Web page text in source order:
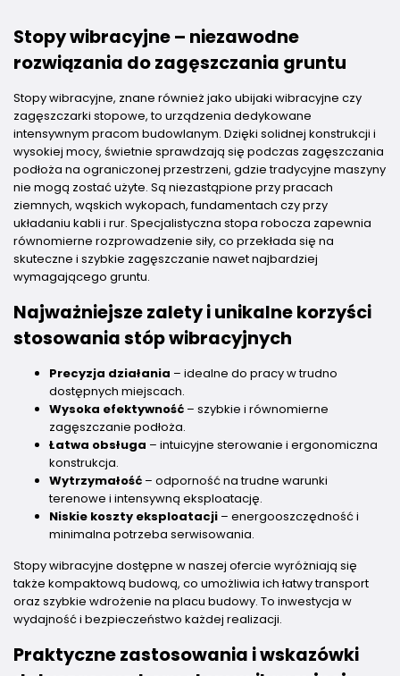
Stopy wibracyjne – niezawodne
rozwiązania do zagęszczania gruntu
Stopy wibracyjne, znane również jako ubijaki wibracyjne czy
zagęszczarki stopowe, to urządzenia dedykowane
intensywnym pracom budowlanym. Dzięki solidnej konstrukcji i
wysokiej mocy, świetnie sprawdzają się podczas zagęszczania
podłoża na ograniczonej przestrzeni, gdzie tradycyjne maszyny
nie mogą zostać użyte. Są niezastąpione przy pracach
ziemnych, wąskich wykopach, fundamentach czy przy
układaniu kabli i rur. Specjalistyczna stopa robocza zapewnia
równomierne rozprowadzenie siły, co przekłada się na
skuteczne i szybkie zagęszczanie nawet najbardziej
wymagającego gruntu.
Najważniejsze zalety i unikalne korzyści
stosowania stóp wibracyjnych
Precyzja działania – idealne do pracy w trudno
dostępnych miejscach.
Wysoka efektywność – szybkie i równomierne
zagęszczanie podłoża.
Łatwa obsługa – intuicyjne sterowanie i ergonomiczna
konstrukcja.
Wytrzymałość – odporność na trudne warunki
terenowe i intensywną eksploatację.
Niskie koszty eksploatacji – energooszczędność i
minimalna potrzeba serwisowania.
Stopy wibracyjne dostępne w naszej ofercie wyróżniają się
także kompaktową budową, co umożliwia ich łatwy transport
oraz szybkie wdrożenie na placu budowy. To inwestycja w
wydajność i bezpieczeństwo każdej realizacji.
Praktyczne zastosowania i wskazówki